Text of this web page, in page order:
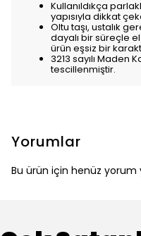
Kullanıldıkça
yapısıyla dikkat
Oltu taşı, ustalık
dayalı bir süreçle
ürün eşsiz bir
3213 sayılı Maden
tescillenmiştir.
Yorumlar
Bu ürün için henüz yorum